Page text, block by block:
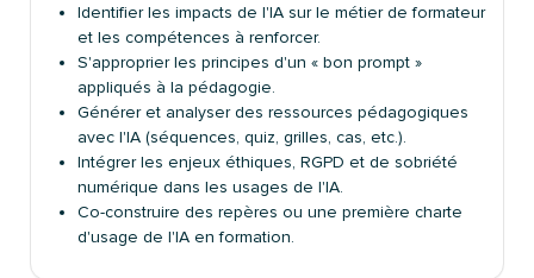
Identifier les impacts de l'IA sur le métier de formateur
et les compétences à renforcer.
S'approprier les principes d'un « bon prompt »
appliqués à la pédagogie.
Générer et analyser des ressources pédagogiques
avec l'IA (séquences, quiz, grilles, cas, etc.).
Intégrer les enjeux éthiques, RGPD et de sobriété
numérique dans les usages de l'IA.
Co-construire des repères ou une première charte
d'usage de l'IA en formation.